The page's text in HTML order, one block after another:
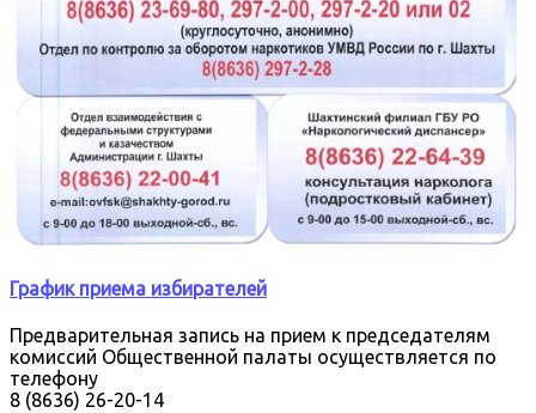
График приема избирателей
Предварительная запись на прием к председателям
комиссий Общественной палаты осуществляется по
телефону
8 (8636) 26-20-14